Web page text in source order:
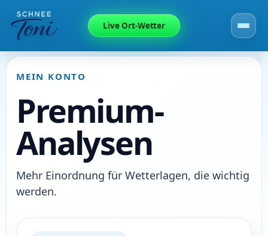
Live Ort-Wetter
MEIN KONTO
Premium-
Analysen
Mehr Einordnung für Wetterlagen, die wichtig
werden.